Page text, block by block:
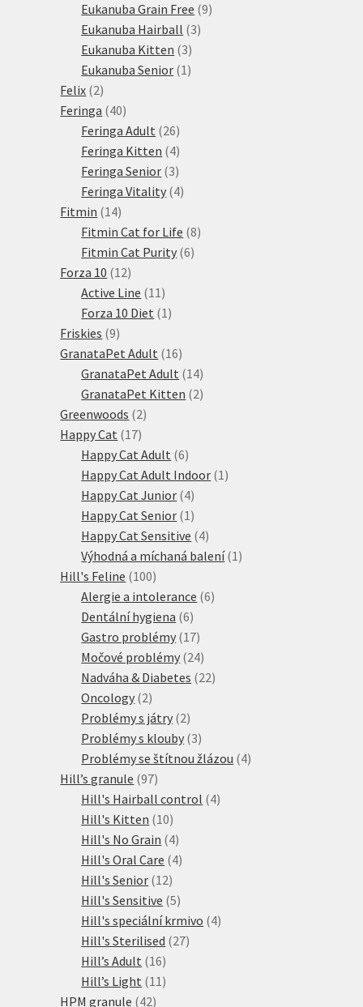
produktů
Eukanuba Grain Free 99
Eukanuba Hairball 33
Eukanuba Kitten 33
produkty
Eukanuba Senior 1 1
Felix 22
produkty
Feringa 4040
produktů
Feringa Adult 2626
produktů
Feringa Kitten 44
produkty
Feringa Senior 33
produkty
Feringa Vitality 44
Fitmin 1414
produktů
Fitmin Cat for Life 88
Fitmin Cat Purity 66
Forza 10 1212
produktů
Active Line 11 11
produktů
Forza 10 Diet 1 1
Friskies 99
produktů
GranataPet Adult 1616
produktů
GranataPet Adult 1414
produktů
GranataPet Kitten 22
Greenwoods 22
Happy Cat 1717
produktů
Happy Cat Adult 66
produktů
Happy Cat Adult Indoor 1 1
Happy Cat Junior 44
produkty
Happy Cat Senior 1 1
produkt
Happy Cat Sensitive 44
produkty
Výhodná a míchaná balení 1 1
Hill's Feline 100100
produktů
Alergie a intolerance 66
Dentální hygiena 66
produktů
Gastro problémy 1717
produktů
Močové problémy 2424
produktů
Nadváha & Diabetes 2222
Oncology 22
produkty
Problémy s játry 22
produkty
Problémy s klouby 33
produkty
Problémy se štítnou žlázou 44
Hill’s granule 9797
produktů
Hill's Hairball control 44
Hill's Kitten 1010
produktů
Hill's No Grain 44
produkty
Hill's Oral Care 44
Hill's Senior 1212
produktů
Hill's Sensitive 55
produktů
Hill's speciální krmivo 44
Hill's Sterilised 2727
Hill’s Adult 1616
produktů
Hill’s Light 11 11
HPM granule 4242